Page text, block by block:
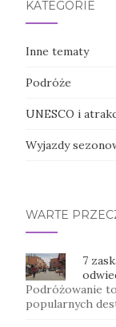
KATEGORIE
Inne tematy
Podróże
UNESCO i
Wyjazdy
WARTE
7
Podróżowanie
popularnych